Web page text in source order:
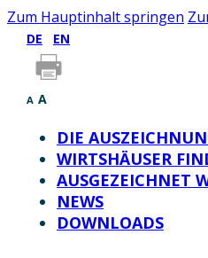
Zum Hauptinhalt springen
DE EN
A A
DIE
WIRTSHÄUSER
AUSGEZEICHNET
NEWS
DOWNLOADS